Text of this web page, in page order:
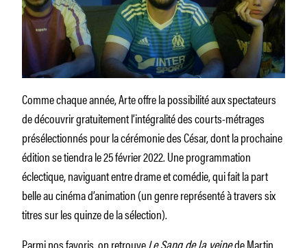
Comme chaque année, Arte offre la possibilité aux spectateurs
de découvrir gratuitement l’intégralité des courts-métrages
présélectionnés pour la cérémonie des César, dont la prochaine
édition se tiendra le 25 février 2022. Une programmation
éclectique, naviguant entre drame et comédie, qui fait la part
belle au cinéma d’animation (un genre représenté à travers six
titres sur les quinze de la sélection).
Parmi nos favoris, on retrouveLe Sang de la veinede Martin